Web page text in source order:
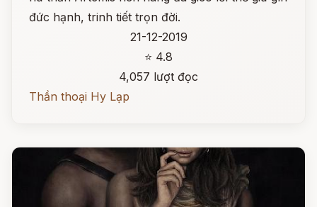
đức hạnh, trinh tiết trọn đời.
21-12-2019
⭐ 4.8
4,057 lượt đọc
Thần thoại Hy Lạp